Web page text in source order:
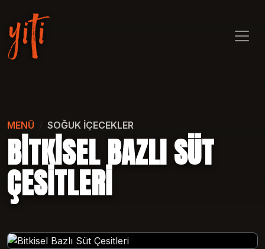
MENÜ SOĞUK İÇECEKLER
BITKISEL BAZLI SÜT
ÇESITLERI